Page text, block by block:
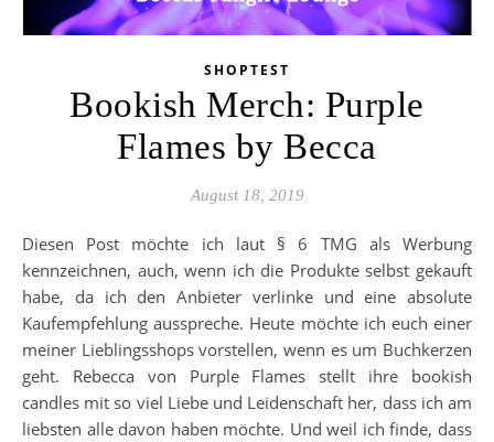
SHOPTEST
Bookish Merch: Purple
Flames by Becca
August 18, 2019
Diesen Post möchte ich laut § 6 TMG als Werbung
kennzeichnen, auch, wenn ich die Produkte selbst gekauft
habe, da ich den Anbieter verlinke und eine absolute
Kaufempfehlung ausspreche. Heute möchte ich euch einer
meiner Lieblingsshops vorstellen, wenn es um Buchkerzen
geht. Rebecca von Purple Flames stellt ihre bookish
candles mit so viel Liebe und Leidenschaft her, dass ich am
liebsten alle davon haben möchte. Und weil ich finde, dass